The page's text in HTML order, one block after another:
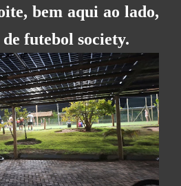
bem aqui ao lado,
futebol society.